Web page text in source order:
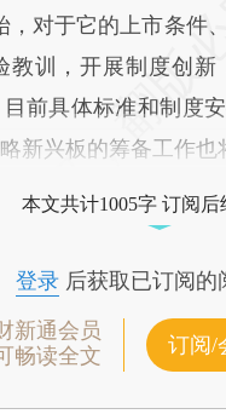
，对于它的上市条件
教训，开展制度创
前具体标准和制度
新兴板的筹备工作也
本文共计1005字 订阅
登录后获取已订阅的
新通会员
畅读全文
订阅/